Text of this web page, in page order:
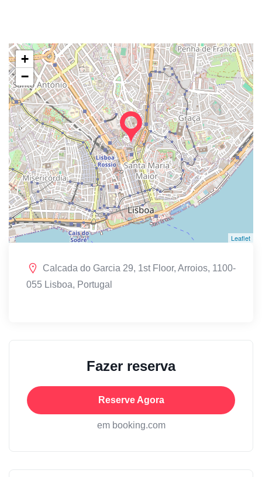
+
−
Leaflet
Calcada do Garcia 29, 1st Floor, Arroios, 1100-
055 Lisboa, Portugal
Fazer reserva
Reserve Agora
em booking.com